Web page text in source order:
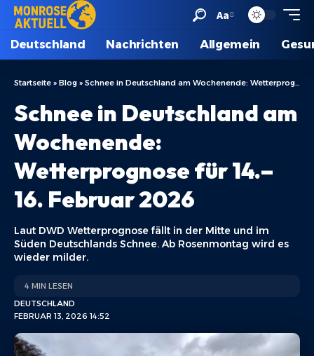
Aa
Deutschland Nachrichten Allgemein
Startseite » Blog » Schnee in Deutschland am Wochenende: Wetterprognose für 14.–16. Februar 2026
Schnee in Deutschland am
Wochenende:
Wetterprognose für 14.–
16. Februar 2026
Laut DWD Wetterprognose fällt in der Mitte und im
Süden Deutschlands Schnee. Ab Rosenmontag wird es
wieder milder.
FEBRUAR 13, 2026 14:52
DEUTSCHLAND
4 MIN LESEN